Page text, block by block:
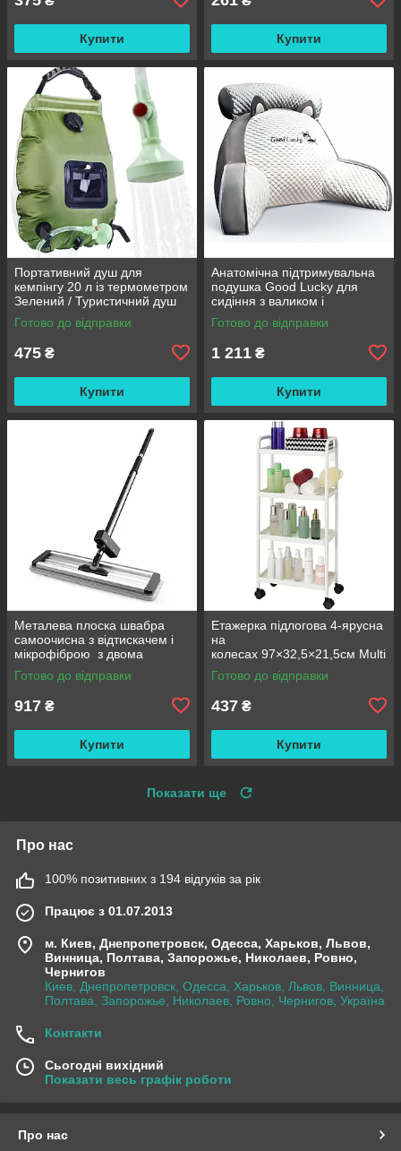
Купити Купити
Портативний душ для
кемпінгу 20 л із термометром
Зелений / Туристичний душ
переносний з лійкою /
Польовий душ сумка
Готово до відправки
475 ₴
Купити
Анатомічна підтримувальна
подушка Good Lucky для
сидіння з валиком і
підлокітниками
Готово до відправки
1 211 ₴
Купити
Металева плоска швабра
самоочисна з відтискачем і
мікрофіброю з двома
змінними насадками M06
42см
Готово до відправки
917 ₴
Купити
Етажерка підлогова 4-ярусна
на
колесах 97×32,5×21,5см Multi
fucntion Rack JC606
/ Підлогова вузька стелаж-
Готово до відправки
437 ₴
Купити
Показати ще
Про нас
100% позитивних з 194 відгуків за рік
Працює з 01.07.2013
м. Киев, Днепропетровск, Одесса, Харьков, Львов,
Винница, Полтава, Запорожье, Николаев, Ровно,
Чернигов
Киев, Днепропетровск, Одесса, Харьков, Львов, Винница,
Полтава, Запорожье, Николаев, Ровно, Чернигов, Україна
Контакти
Сьогодні вихідний
Показати весь графік роботи
Про нас